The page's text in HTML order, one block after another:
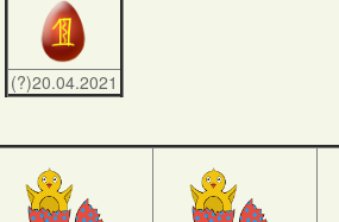
(?)20.04.2021